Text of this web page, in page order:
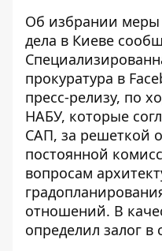
Об избрании меры
дела в Киеве
прокуратура в
пресс-релизу, по
НАБУ, которые
САП, за решеткой
постоянной
вопросам
отношений. В
определил залог в